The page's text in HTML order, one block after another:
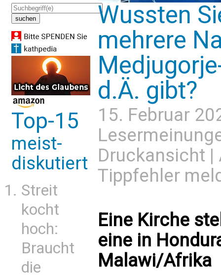
Top-15
meist-
diskutiert
Streit
kocht
hoch:
Braucht
die
Wussten
mehrere
d.Ä. gibt?
15. Februar
Druckansicht |
Tippfehler
Eine Kirche
eine in
Malawi/Afrika